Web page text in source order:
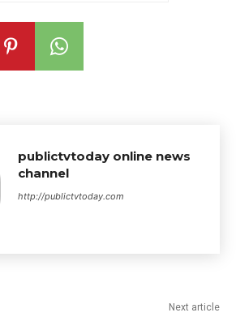
publictvtoday online news
channel
http://publictvtoday.com
Next article